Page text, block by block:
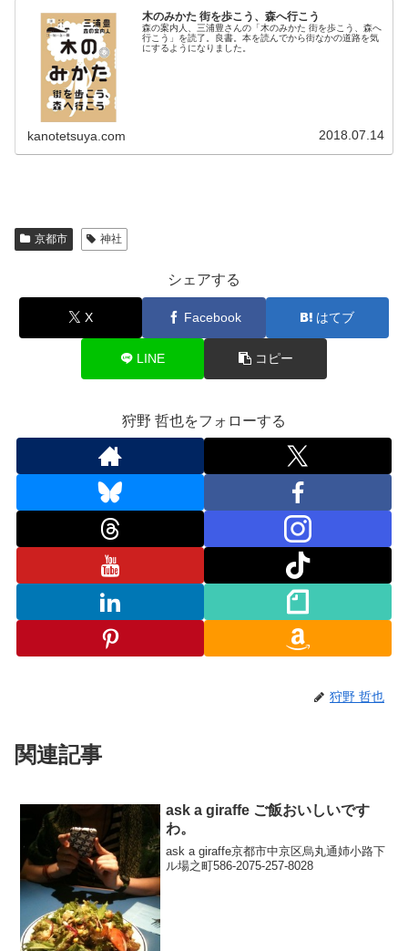
木のみかた 街を歩こう、森へ行こう
森の案内人、三浦豊さんの「木のみかた 街を歩こう、森へ
行こう」を読了。良書。本を読んでから街なかの道路を気
にするようになりました。
kanotetsuya.com 2018.07.14
京都市 神社
シェアする
X Facebook はてブ
LINE コピー
狩野 哲也をフォローする
狩野 哲也
関連記事
ask a giraffe ご飯おいしいです
わ。
ask a giraffe京都市中京区烏丸通姉小路下
ル場之町586-2075-257-8028